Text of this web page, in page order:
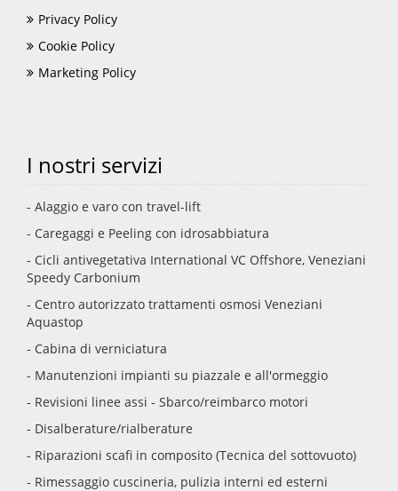
Privacy Policy
Cookie Policy
Marketing Policy
I nostri servizi
- Alaggio e varo con travel-lift
- Caregaggi e Peeling con idrosabbiatura
- Cicli antivegetativa International VC Offshore, Veneziani
Speedy Carbonium
- Centro autorizzato trattamenti osmosi Veneziani
Aquastop
- Cabina di verniciatura
- Manutenzioni impianti su piazzale e all'ormeggio
- Revisioni linee assi - Sbarco/reimbarco motori
- Disalberature/rialberature
- Riparazioni scafi in composito (Tecnica del sottovuoto)
- Rimessaggio cuscineria, pulizia interni ed esterni